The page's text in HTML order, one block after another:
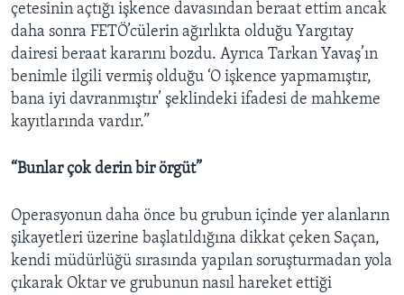
çetesinin açtığı işkence davasından beraat ettim ancak
daha sonra FETÖ’cülerin ağırlıkta olduğu Yargıtay
dairesi beraat kararını bozdu. Ayrıca Tarkan Yavaş’ın
benimle ilgili vermiş olduğu ‘O işkence yapmamıştır,
bana iyi davranmıştır’ şeklindeki ifadesi de mahkeme
kayıtlarında vardır.”
“Bunlar çok derin bir örgüt”
Operasyonun daha önce bu grubun içinde yer alanların
şikayetleri üzerine başlatıldığına dikkat çeken Saçan,
kendi müdürlüğü sırasında yapılan soruşturmadan yola
çıkarak Oktar ve grubunun nasıl hareket ettiği